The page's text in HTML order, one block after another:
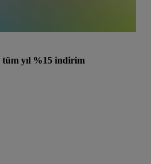
tüm yıl %15 indirim